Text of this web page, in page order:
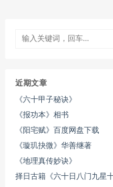
近期文章
《六十甲子秘诀》
《报功本》相书
《阳宅赋》百度网盘下载
《璇玑抉微》华善继著
《地理真传妙诀》
择日古籍《六十日八门九星